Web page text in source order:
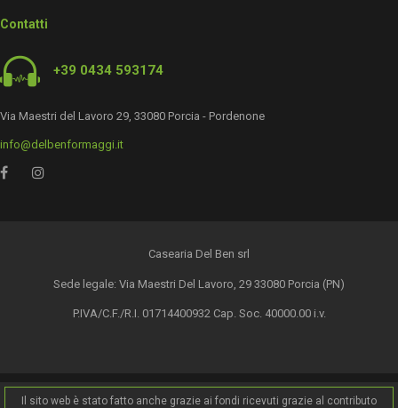
Contatti
+39 0434 593174
Via Maestri del Lavoro 29, 33080 Porcia - Pordenone
info@delbenformaggi.it
Casearia Del Ben srl
Sede legale: Via Maestri Del Lavoro, 29 33080 Porcia (PN)
P.IVA/C.F./R.I. 01714400932 Cap. Soc. 40000.00 i.v.
Il sito web è stato fatto anche grazie ai fondi ricevuti grazie al contributo